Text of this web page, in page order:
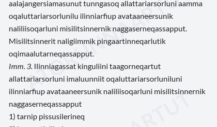
aalajangersiamasunut tunngasoq allattariarsorluni aamma
oqaluttariarsorlunilu ilinniarfiup avataaneersunik
naliliisoqarluni misilitsinnernik naggaserneqassapput.
Misilitsinnerit naligiimmik pingaartinneqarlutik
oqimaalutarneqassapput.
Imm. 3. Ilinniagassat kinguliini taagorneqartut
allattariarsorluni imaluunniit oqaluttariarsorluniluni
ilinniarfiup avataaneersunik naliliisoqarluni misilitsinnernik
naggaserneqassapput
1) tarnip pissusilerineq